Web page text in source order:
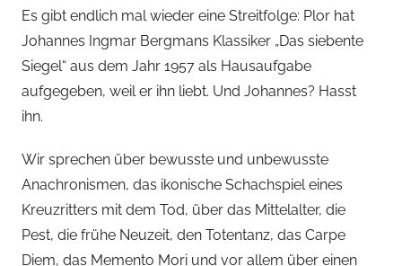
Es gibt endlich mal wieder eine Streitfolge: Plor hat
Johannes Ingmar Bergmans Klassiker „Das siebente
Siegel“ aus dem Jahr 1957 als Hausaufgabe
aufgegeben, weil er ihn liebt. Und Johannes? Hasst
ihn.
Wir sprechen über bewusste und unbewusste
Anachronismen, das ikonische Schachspiel eines
Kreuzritters mit dem Tod, über das Mittelalter, die
Pest, die frühe Neuzeit, den Totentanz, das Carpe
Diem, das Memento Mori und vor allem über einen